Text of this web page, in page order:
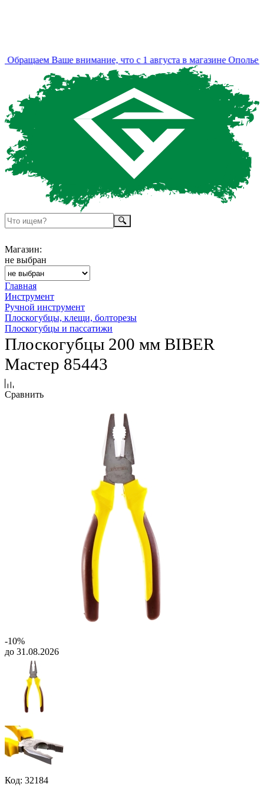
Ваше внимание, что с 1 августа в магазине Ополье
Магазин:
не выбран
Главная
Инструмент
Ручной инструмент
Плоскогубцы, клещи, болторезы
Плоскогубцы и пассатижи
Плоскогубцы 200 мм BIBER
Мастер 85443
Сравнить
-10%
до 31.08.2026
Код: 32184